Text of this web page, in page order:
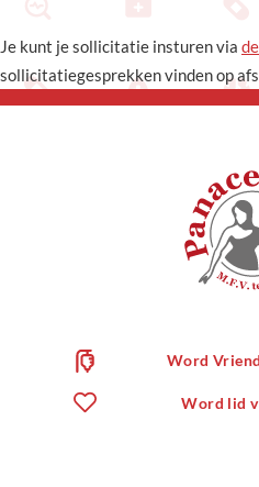
Je kunt je sollicitatie insturen via
sollicitatiegesprekken vinden op
Word
Word lid